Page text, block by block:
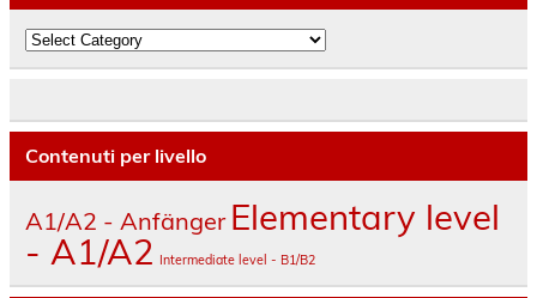
Categories
Contenuti per livello
A1/A2 - Anfänger Elementary level
- A1/A2 Intermediate level - B1/B2